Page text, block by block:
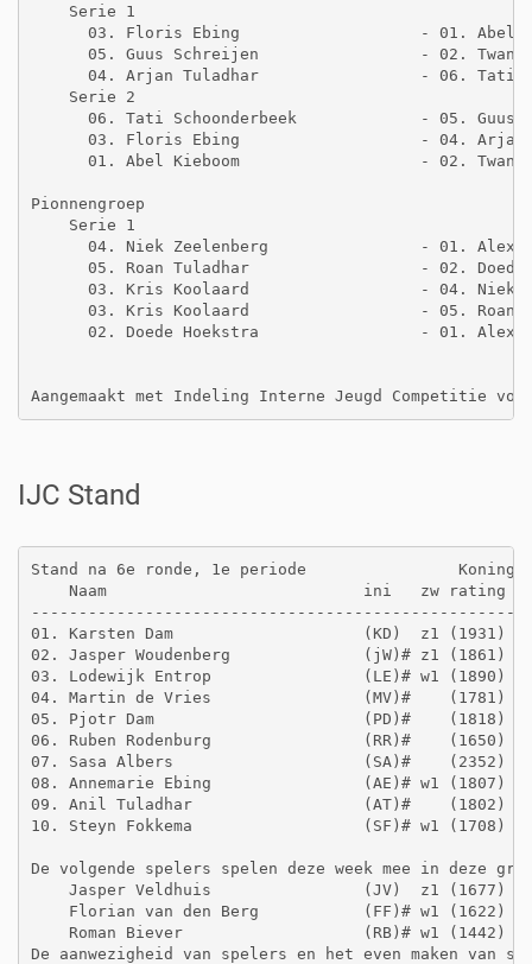
    Serie 1
03. Floris Ebing                   - 01. Abel
05. Guus Schreijen                 - 02. Twan
04. Arjan Tuladhar                 - 06. Tati
    Serie 2
06. Tati Schoonderbeek             - 05. Guus
03. Floris Ebing                   - 04.
01. Abel Kieboom                   - 02. Twan
Pionnengroep
    Serie 1
04. Niek Zeelenberg                - 01.
05. Roan Tuladhar                  - 02.
03. Kris Koolaard                  - 04. Niek
03. Kris Koolaard                  - 05. Roan
02. Doede Hoekstra                 - 01.
IJC Stand
Stand na 6e ronde, 1e periode
Naam                           ini   zw rating
01. Karsten Dam                    (KD)  z1 (1931)   LE-
02. Jasper Woudenberg              (jW)# z1 (1861)
03. Lodewijk Entrop                (LE)# w1 (1890)
04. Martin de Vries                (MV)#    (1781)
05. Pjotr Dam                      (PD)#    (1818)
06. Ruben Rodenburg                (RR)#
07. Sasa Albers                    (SA)#
08. Annemarie Ebing                (AE)# w1
09. Anil Tuladhar                  (AT)#
10. Steyn Fokkema                  (SF)# w1
De volgende spelers spelen deze week mee in deze
Jasper Veldhuis                (JV)  z1 (1677)
Florian van den Berg           (FF)# w1 (1622)
Roman Biever                   (RB)# w1 (1442)
De aanwezigheid van spelers en het even maken van